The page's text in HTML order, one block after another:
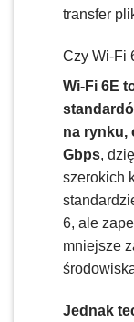
transfer
Czy Wi-Fi
Wi-Fi 6E
na rynku,
Gbps,
szerokich
6, ale
mniejsze
Jednak